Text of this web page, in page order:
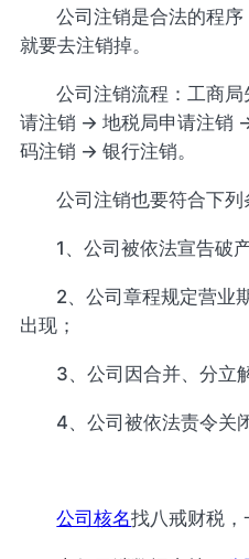
公司注销是合法的程序
就要去注销掉。
公司注销流程：工商
请注销 → 地税局申请注销
码注销 → 银行注销。
公司注销也要符合下列
1、公司被依法宣告破
2、公司章程规定营业
出现；
3、公司因合并、分立
4、公司被依法责令关
公司核名找八戒财税，